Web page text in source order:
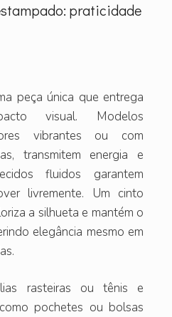
praticidade
peça única que entrega
visual. Modelos
vibrantes ou com
transmitem energia e
fluidos garantem
livremente. Um cinto
a silhueta e mantém o
elegância mesmo em
rasteiras ou tênis e
pochetes ou bolsas